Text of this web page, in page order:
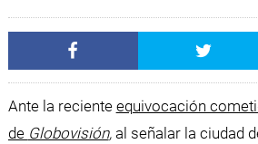
Ante la reciente equivocación
de Globovisión, al señalar la ciudad